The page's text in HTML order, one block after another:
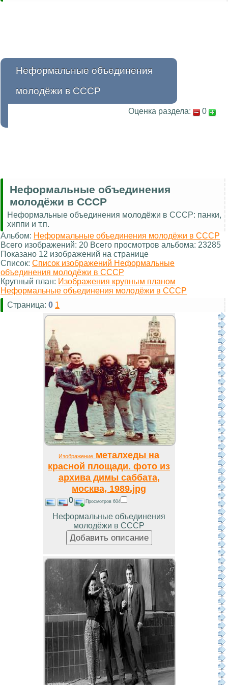
Неформальные объединения
молодёжи в СССР
Оценка раздела: 0
Неформальные объединения
молодёжи в СССР
Неформальные объединения молодёжи в СССР: панки,
хиппи и т.п.
Альбом: Неформальные объединения молодёжи в СССР
Всего изображений: 20 Всего просмотров альбома: 23285
Показано 12 изображений на странице
Список: Список изображений Неформальные
объединения молодёжи в СССР
Крупный план: Изображения крупным планом
Неформальные объединения молодёжи в СССР
Страница: 0 1
Изображение металхеды на
красной площади. фото из
архива димы саббата,
москва, 1989.jpg
0 Просмотров 604
Неформальные объединения
молодёжи в СССР